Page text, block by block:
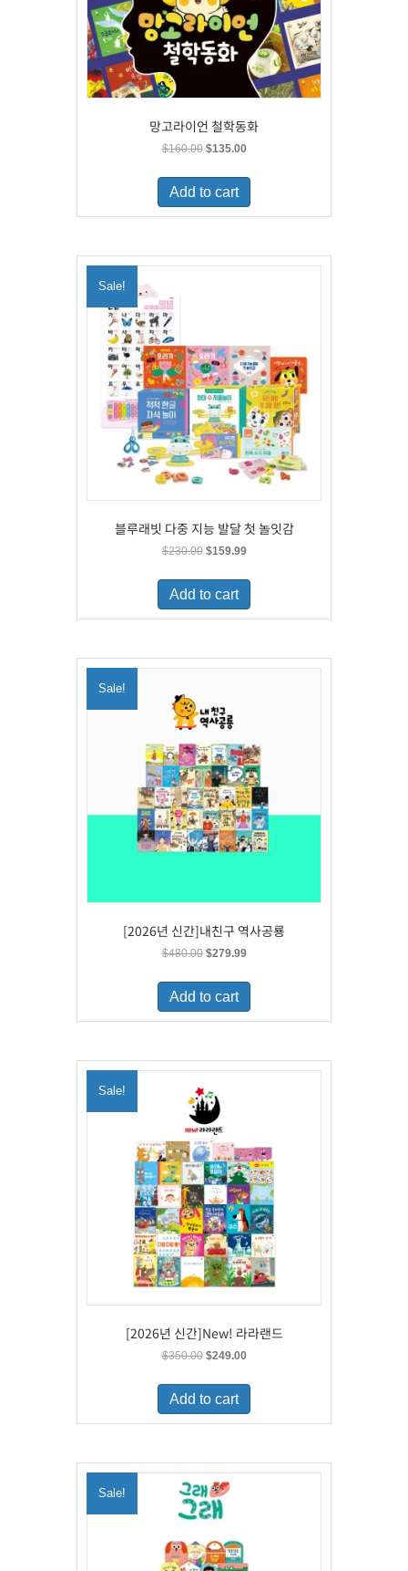
망고라이언 철학동화
$160.00 Original
was:
$160.00.
$135.00Current
is:
Add to cart
Sale!
블루래빗 다중 지능 발달 첫 놀잇감
$230.00 Original
was:
$230.00.
$159.99Current
is:
Add to cart
Sale!
[2026년 신간]내친구 역사공룡
$480.00 Original
was:
$480.00.
$279.99Current
is:
Add to cart
Sale!
[2026년 신간]New! 라라랜드
$350.00 Original
was:
$350.00.
$249.00Current
is:
Add to cart
Sale!